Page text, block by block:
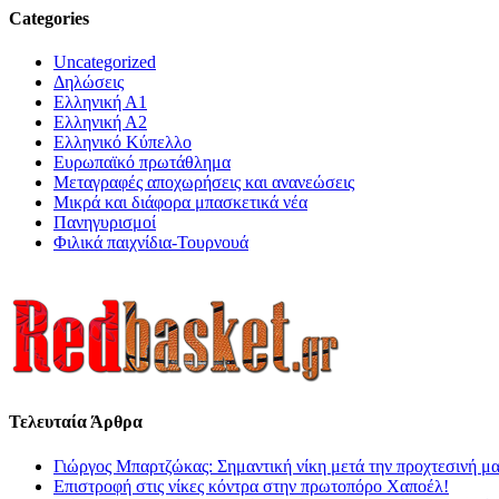
Categories
Uncategorized
Δηλώσεις
Ελληνική Α1
Ελληνική Α2
Ελληνικό Κύπελλο
Ευρωπαϊκό πρωτάθλημα
Μεταγραφές αποχωρήσεις και ανανεώσεις
Μικρά και διάφορα μπασκετικά νέα
Πανηγυρισμοί
Φιλικά παιχνίδια-Τουρνουά
Τελευταία Άρθρα
Γιώργος Μπαρτζώκας: Σημαντική νίκη μετά την προχτεσινή
Επιστροφή στις νίκες κόντρα στην πρωτοπόρο Χαποέλ!